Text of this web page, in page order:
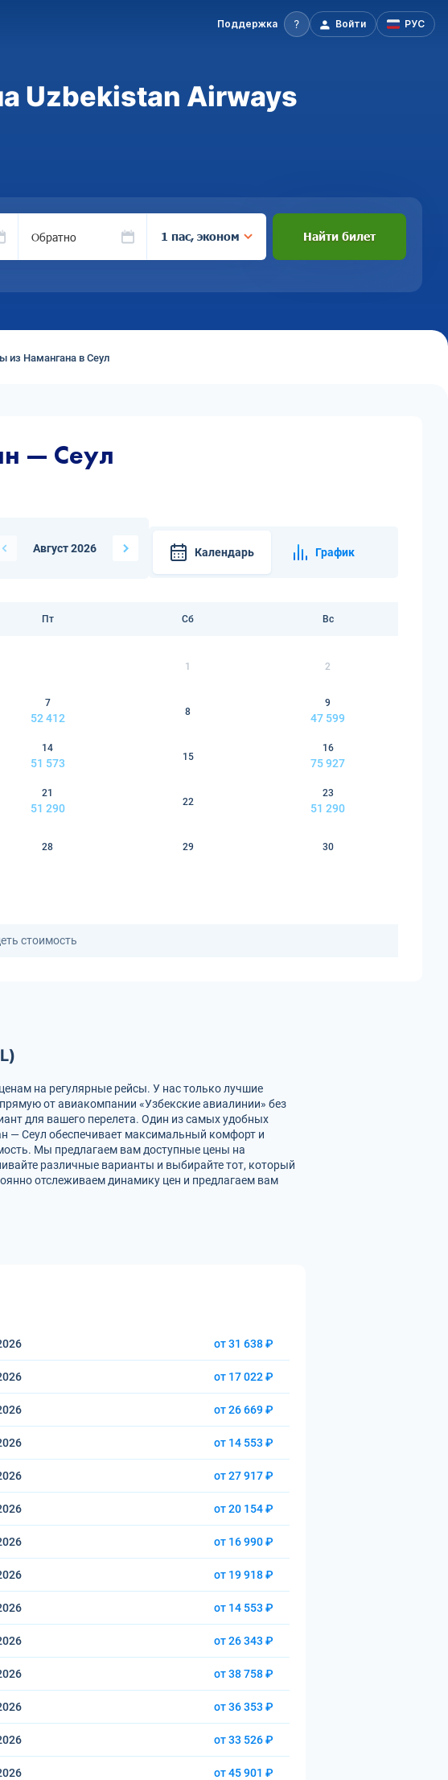
Поддержка Войти РУС
Uzbekistan Airways
Обратно 1 пас, эконом Найти билет
из Намангана в Сеул
— Сеул
Август 2026 Календарь График
Пт Сб Вс
1 2
7
52 412
8
9
47 599
14
51 573
15
16
75 927
21
51 290
22
23
51 290
28 29 30
стоимость
на регулярные рейсы. У нас только лучшие
от авиакомпании «Узбекские авиалинии» без
для вашего перелета. Один из самых удобных
— Сеул обеспечивает максимальный комфорт и
Мы предлагаем вам доступные цены на
различные варианты и выбирайте тот, который
отслеживаем динамику цен и предлагаем вам
от 31 638 ₽
от 17 022 ₽
от 26 669 ₽
от 14 553 ₽
от 27 917 ₽
от 20 154 ₽
от 16 990 ₽
от 19 918 ₽
от 14 553 ₽
от 26 343 ₽
от 38 758 ₽
от 36 353 ₽
от 33 526 ₽
от 45 901 ₽